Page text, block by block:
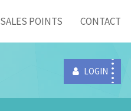
SALES POINTS CONTACT
LOGIN